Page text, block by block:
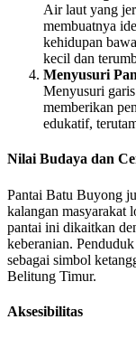
Air laut yang
membuatnya
kehidupan
kecil dan
Menyusuri
Menyusuri
memberikan
edukatif,
Nilai Budaya dan
Pantai Batu Buyong
kalangan masyarakat
pantai ini dikaitkan
keberanian.
sebagai simbol
Belitung Timur.
Aksesibilitas